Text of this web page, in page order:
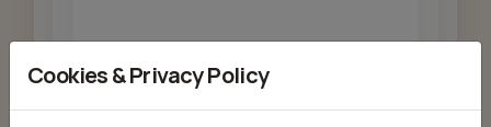
Cookies & Privacy Policy